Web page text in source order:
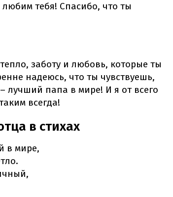
тебя! Спасибо, что ты
заботу и любовь, которые ты
надеюсь, что ты чувствуешь,
лучший папа в мире! И я от всего
всегда!
в стихах
в мире,